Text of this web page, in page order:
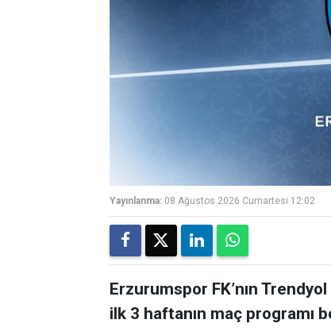
Yayınlanma: 08 Ağustos 2026 Cumartesi 12:02
Erzurumspor FK’nın
ilk 3 haftanın maç programı